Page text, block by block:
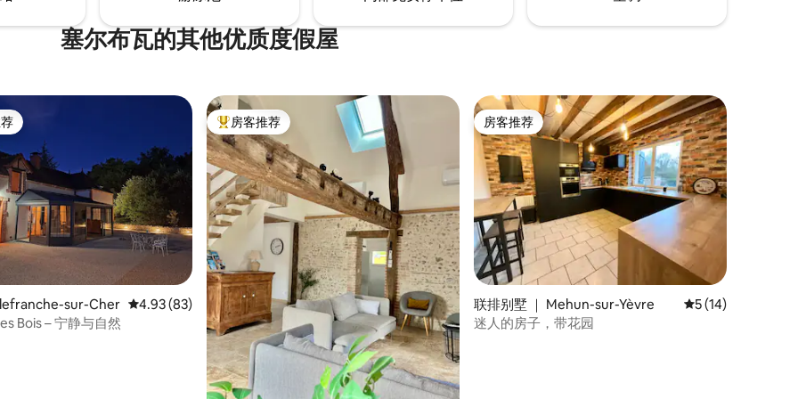
塞尔布瓦的其他优质度假屋
推荐」
sur-Cher 平均评分 4.93 分（满分 5 分），共 83 条评价
4.93 (83)
Bois – 宁静与自然
热门「房客推荐」
房客推荐 房客推荐
房客推荐
联排别墅 ｜ Mehun-sur-Yèvre 平均评分 5 分（满
5 (14)
迷人的房子，带花园